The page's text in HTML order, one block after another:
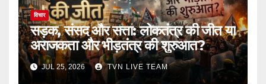
विचार
सड़क, संसद और सत्ता: लोकतंत्र की जीत या
अराजकता और भीड़तंत्र की शुरुआत?
JUL 25, 2026 TVN LIVE TEAM